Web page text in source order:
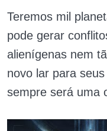
Teremos mil
pode gerar
alienígenas nem
novo lar para
sempre será uma